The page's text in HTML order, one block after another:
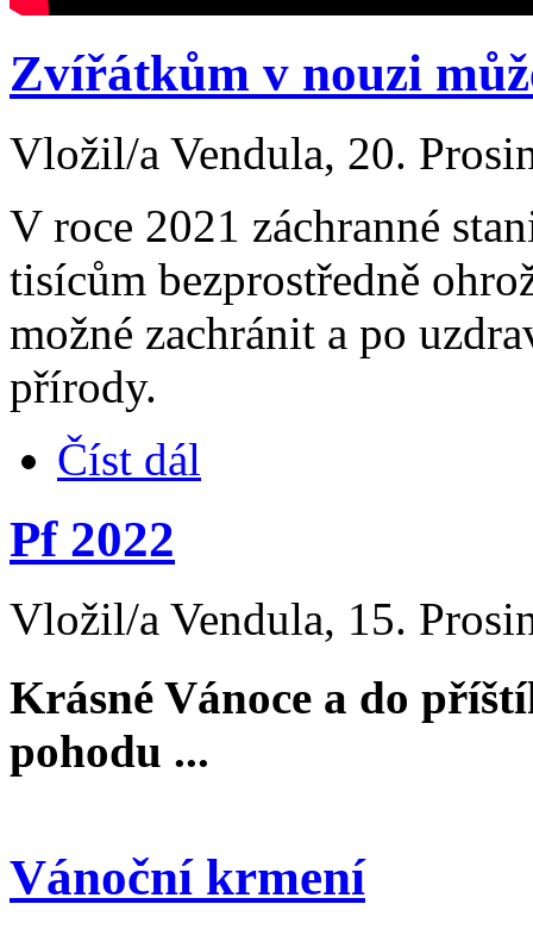
Zvířátkům v nouzi
Vložil/a Vendula, 20.
V roce 2021 záchranné
tisícům bezprostředně
možné zachránit a po
přírody.
Číst dál
Pf 2022
Vložil/a Vendula, 15.
Krásné Vánoce a do
pohodu ...
Vánoční krmení